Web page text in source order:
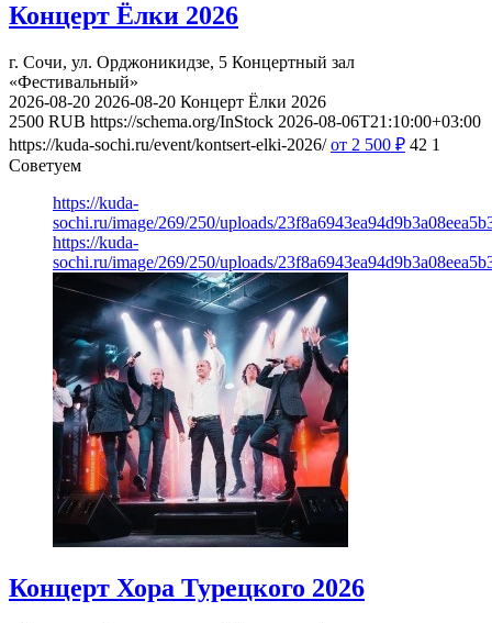
Концерт Ёлки 2026
г. Сочи, ул. Орджоникидзе, 5 Концертный зал
«Фестивальный»
2026-08-20 2026-08-20 Концерт Ёлки 2026
2500 RUB https://schema.org/InStock 2026-08-06T21:10:00+03:00
https://kuda-sochi.ru/event/kontsert-elki-2026/ от 2 500 ₽ 42 1
Советуем
https://kuda-
sochi.ru/image/269/250/uploads/
https://kuda-
sochi.ru/image/269/250/uploads/
Концерт Хора Турецкого 2026